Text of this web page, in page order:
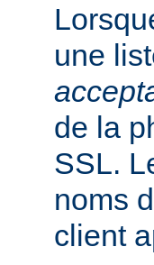
une
de la
SSL.
noms
client